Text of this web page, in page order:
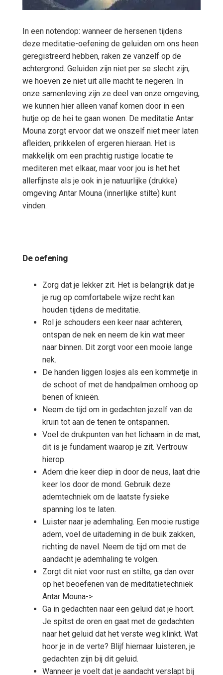
In een notendop: wanneer de hersenen tijdens
deze meditatie-oefening de geluiden om ons heen
geregistreerd hebben, raken ze vanzelf op de
achtergrond. Geluiden zijn niet per se slecht zijn,
we hoeven ze niet uit alle macht te negeren. In
onze samenleving zijn ze deel van onze omgeving,
we kunnen hier alleen vanaf komen door in een
hutje op de hei te gaan wonen. De meditatie Antar
Mouna zorgt ervoor dat we onszelf niet meer laten
afleiden, prikkelen of ergeren hieraan. Het is
makkelijk om een prachtig rustige locatie te
mediteren met elkaar, maar voor jou is het het
allerfijnste als je ook in je natuurlijke (drukke)
omgeving Antar Mouna (innerlijke stilte) kunt
vinden.
De oefening
Zorg dat je lekker zit. Het is belangrijk dat je
je rug op comfortabele wijze recht kan
houden tijdens de meditatie.
Rol je schouders een keer naar achteren,
ontspan de nek en neem de kin wat meer
naar binnen. Dit zorgt voor een mooie lange
nek.
De handen liggen losjes als een kommetje in
de schoot of met de handpalmen omhoog op
benen of knieën.
Neem de tijd om in gedachten jezelf van de
kruin tot aan de tenen te ontspannen.
Voel de drukpunten van het lichaam in de mat,
dit is je fundament waarop je zit. Vertrouw
hierop.
Adem drie keer diep in door de neus, laat drie
keer los door de mond. Gebruik deze
ademtechniek om de laatste fysieke
spanning los te laten.
Luister naar je ademhaling. Een mooie rustige
adem, voel de uitademing in de buik zakken,
richting de navel. Neem de tijd om met de
aandacht je ademhaling te volgen.
Zorgt dit niet voor rust en stilte, ga dan over
op het beoefenen van de meditatietechniek
Antar Mouna->
Ga in gedachten naar een geluid dat je hoort.
Je spitst de oren en gaat met de gedachten
naar het geluid dat het verste weg klinkt. Wat
hoor je in de verte? Blijf hiernaar luisteren, je
gedachten zijn bij dit geluid.
Wanneer je voelt dat je aandacht verslapt bij